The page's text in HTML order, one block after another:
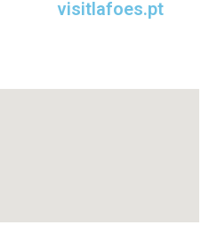
visitlafoes.pt